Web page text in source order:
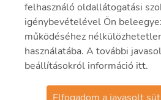
Felnőttképzési nyilvántartási
felhasználó oldallátogatási
igénybevételével Ön
működéséhez
használatába. A további
beállításokról információ itt.